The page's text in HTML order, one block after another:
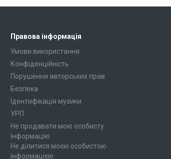
Правова інформація
Умови використання
Конфіденційність
Порушення авторських прав
Безпека
Ідентифікація музики
УРП
Не продавати мою особисту
інформацію
Не ділитися моєю особистою
інформацією